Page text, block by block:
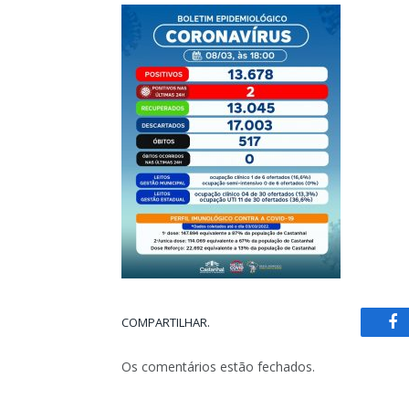
COMPARTILHAR.
Os comentários estão fechados.